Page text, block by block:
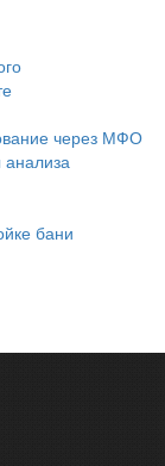
через МФО
бани